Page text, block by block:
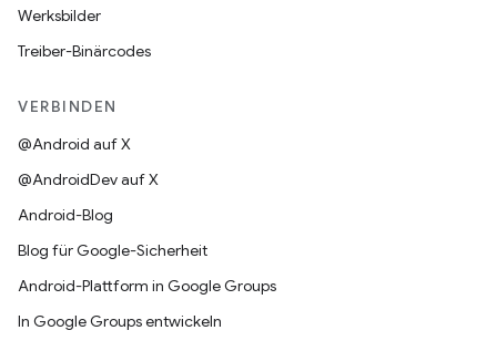
Werksbilder
Treiber-Binärcodes
VERBINDEN
@Android auf X
@AndroidDev auf X
Android-Blog
Blog für Google-Sicherheit
Android-Plattform in Google Groups
In Google Groups entwickeln